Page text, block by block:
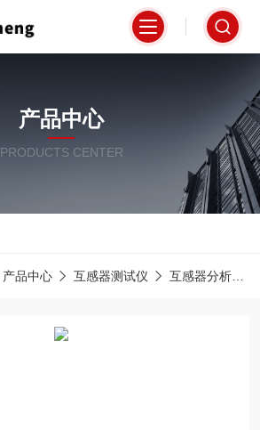
产品中心
PRODUCTS CENTER
产品中心 互感器测试仪 互感器分析仪